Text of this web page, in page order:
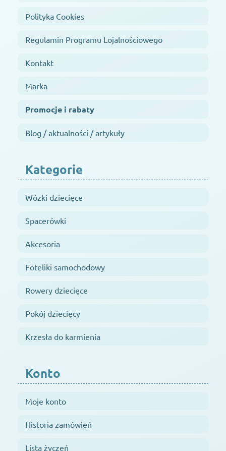
Polityka Cookies
Regulamin Programu Lojalnościowego
Kontakt
Marka
Promocje i rabaty
Blog / aktualności / artykuły
Kategorie
Wózki dziecięce
Spacerówki
Akcesoria
Foteliki samochodowy
Rowery dziecięce
Pokój dziecięcy
Krzesła do karmienia
Konto
Moje konto
Historia zamówień
Lista życzeń